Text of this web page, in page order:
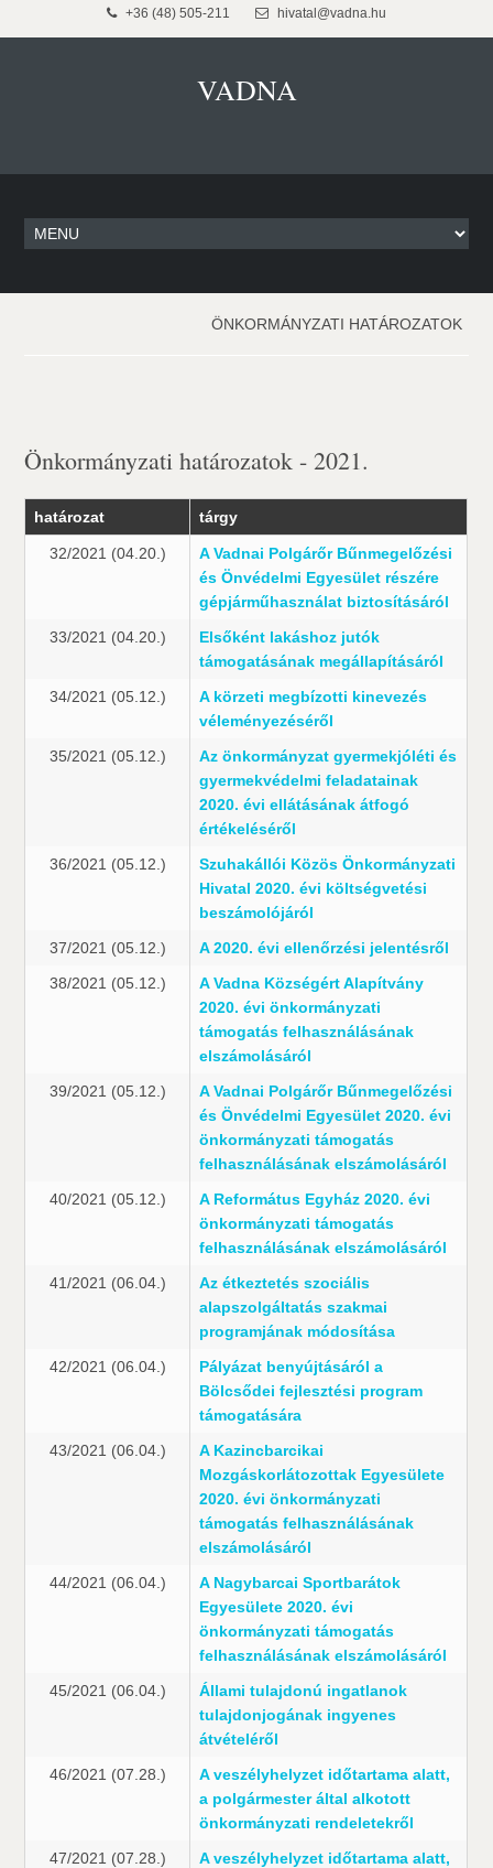
+36 (48) 505-211 hivatal@vadna.hu
VADNA
ÖNKORMÁNYZATI HATÁROZATOK
Önkormányzati határozatok - 2021.
határozat tárgy
32/2021 (04.20.)
A Vadnai Polgárőr Bűnmegelőzési
és Önvédelmi Egyesület részére
gépjárműhasználat biztosításáról
33/2021 (04.20.)
Elsőként lakáshoz jutók
támogatásának megállapításáról
34/2021 (05.12.)
A körzeti megbízotti kinevezés
véleményezéséről
35/2021 (05.12.)
Az önkormányzat gyermekjóléti és
gyermekvédelmi feladatainak
2020. évi ellátásának átfogó
értékeléséről
36/2021 (05.12.)
Szuhakállói Közös Önkormányzati
Hivatal 2020. évi költségvetési
beszámolójáról
37/2021 (05.12.)
A 2020. évi ellenőrzési jelentésről
38/2021 (05.12.)
A Vadna Községért Alapítvány
2020. évi önkormányzati
támogatás felhasználásának
elszámolásáról
39/2021 (05.12.)
A Vadnai Polgárőr Bűnmegelőzési
és Önvédelmi Egyesület 2020. évi
önkormányzati támogatás
felhasználásának elszámolásáról
40/2021 (05.12.)
A Református Egyház 2020. évi
önkormányzati támogatás
felhasználásának elszámolásáról
41/2021 (06.04.)
Az étkeztetés szociális
alapszolgáltatás szakmai
programjának módosítása
42/2021 (06.04.)
Pályázat benyújtásáról a
Bölcsődei fejlesztési program
támogatására
43/2021 (06.04.)
A Kazincbarcikai
Mozgáskorlátozottak Egyesülete
2020. évi önkormányzati
támogatás felhasználásának
elszámolásáról
44/2021 (06.04.)
A Nagybarcai Sportbarátok
Egyesülete 2020. évi
önkormányzati támogatás
felhasználásának elszámolásáról
45/2021 (06.04.)
Állami tulajdonú ingatlanok
tulajdonjogának ingyenes
átvételéről
46/2021 (07.28.)
A veszélyhelyzet időtartama alatt,
a polgármester által alkotott
önkormányzati rendeletekről
47/2021 (07.28.)
A veszélyhelyzet időtartama alatt,